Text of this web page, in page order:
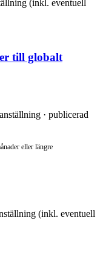
(inkl. eventuell
till globalt
· publicerad
eller längre
(inkl. eventuell